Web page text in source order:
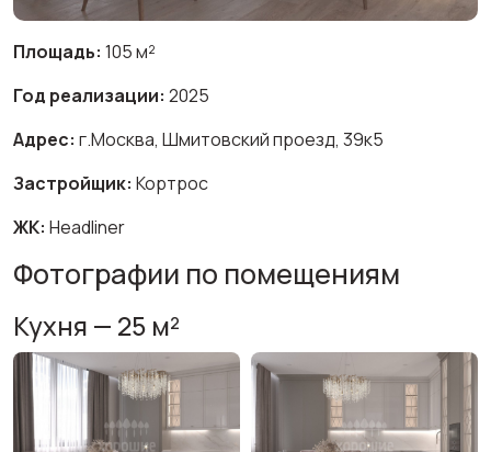
Площадь: 105 м²
Год реализации: 2025
Адрес: г.Москва, Шмитовский проезд, 39к5
Застройщик: Кортрос
ЖК: Headliner
Фотографии по помещениям
Кухня — 25 м²